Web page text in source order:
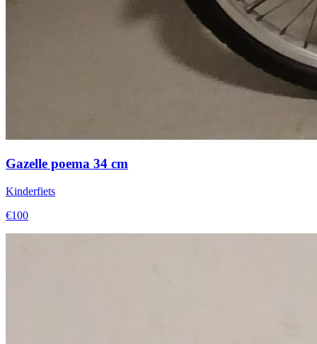
Gazelle poema 34 cm
Kinderfiets
€100